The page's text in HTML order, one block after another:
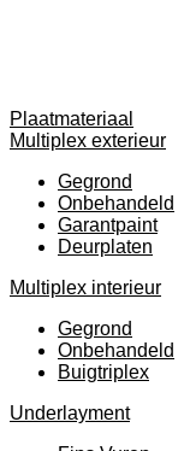
Plaatmateriaal
Multiplex exterieur
Gegrond
Onbehandeld
Garantpaint
Deurplaten
Multiplex interieur
Gegrond
Onbehandeld
Buigtriplex
Underlayment